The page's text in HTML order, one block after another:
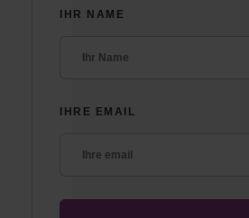
IHR NAME
IHRE EMAIL